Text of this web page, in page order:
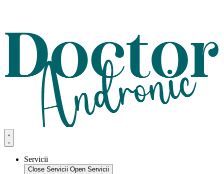
Servicii
Close Servicii Open Servicii